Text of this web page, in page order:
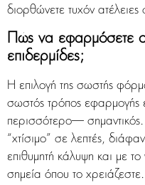
διορθώνετε τυχόν
Πώς να εφαρμόσετε
επιδερμίδες;
Η επιλογή της σωστής
σωστός τρόπος εφαρμογής
περισσότερο—
“χτίσιμο” σε λεπτές,
επιθυμητή κάλυψη και με
σημεία όπου το